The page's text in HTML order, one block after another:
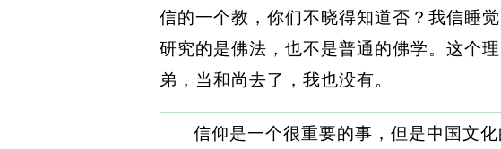
信的一个教，你们不晓得知道否？我信睡
研究的是佛法，也不是普通的佛学。这个
弟，当和尚去了，我也没有。
信仰是一个很重要的事，但是中国文